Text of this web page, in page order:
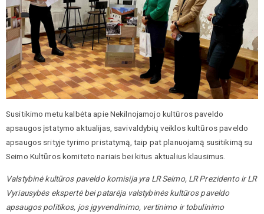
Susitikimo metu kalbėta apie Nekilnojamojo kultūros paveldo
apsaugos įstatymo aktualijas, savivaldybių veiklos kultūros paveldo
apsaugos srityje tyrimo pristatymą, taip pat planuojamą susitikimą su
Seimo Kultūros komiteto nariais bei kitus aktualius klausimus.
Valstybinė kultūros paveldo komisija yra LR Seimo, LR Prezidento ir LR
Vyriausybės ekspertė bei patarėja valstybinės kultūros paveldo
apsaugos politikos, jos įgyvendinimo, vertinimo ir tobulinimo